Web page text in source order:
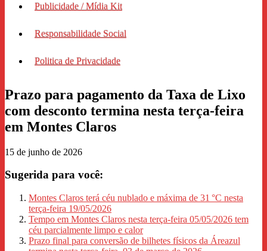
Publicidade / Mídia Kit
Responsabilidade Social
Politica de Privacidade
Prazo para pagamento da Taxa de Lixo
com desconto termina nesta terça-feira
em Montes Claros
15 de junho de 2026
Sugerida para você:
Montes Claros terá céu nublado e máxima de 31 °C nesta
terça-feira 19/05/2026
Tempo em Montes Claros nesta terça-feira 05/05/2026 tem
céu parcialmente limpo e calor
Prazo final para conversão de bilhetes físicos da Áreazul